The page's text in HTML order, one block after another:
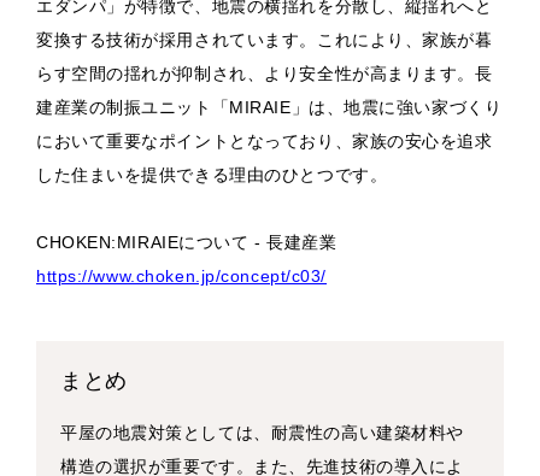
エダンパ」が特徴で、地震の横揺れを分散し、縦揺れへと
変換する技術が採用されています。これにより、家族が暮
らす空間の揺れが抑制され、より安全性が高まります。長
建産業の制振ユニット「MIRAIE」は、地震に強い家づくり
において重要なポイントとなっており、家族の安心を追求
した住まいを提供できる理由のひとつです。
CHOKEN:MIRAIEについて - 長建産業
https://www.choken.jp/concept/c03/
まとめ
平屋の地震対策としては、耐震性の高い建築材料や
構造の選択が重要です。また、先進技術の導入によ